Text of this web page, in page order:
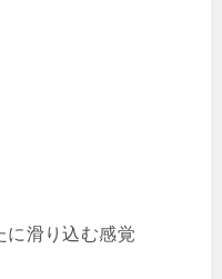
に滑り込む感覚